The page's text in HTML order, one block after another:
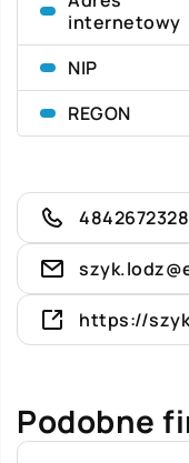
internetowy
NIP
REGON
https://
Podobne